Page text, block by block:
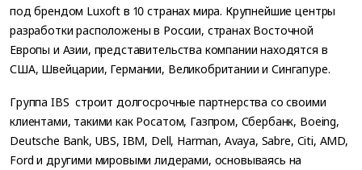
под брендом Luxoft в 10 странах мира. Крупнейшие центры
разработки расположены в России, странах Восточной
Европы и Азии, представительства компании находятся в
США, Швейцарии, Германии, Великобритании и Сингапуре.
Группа IBS строит долгосрочные партнерства со своими
клиентами, такими как Росатом, Газпром, Сбербанк, Boeing,
Deutsche Bank, UBS, IBM, Dell, Harman, Avaya, Sabre, Citi, AMD,
Ford и другими мировыми лидерами, основываясь на